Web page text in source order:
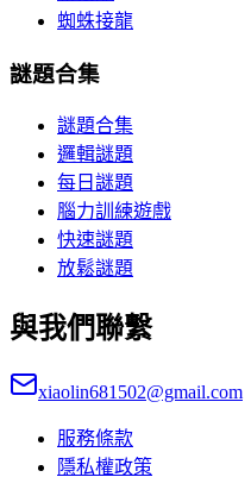
蜘蛛接龍
謎題合集
謎題合集
邏輯謎題
每日謎題
腦力訓練遊戲
快速謎題
放鬆謎題
與我們聯繫
xiaolin681502@gmail.com
服務條款
隱私權政策